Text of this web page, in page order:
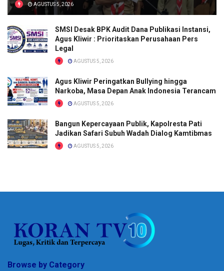
AGUSTUS 5, 2026
SMSI Desak BPK Audit Dana Publikasi Instansi,
Agus Kliwir : Prioritaskan Perusahaan Pers
Legal
AGUSTUS 5, 2026
Agus Kliwir Peringatkan Bullying hingga
Narkoba, Masa Depan Anak Indonesia Terancam
AGUSTUS 5, 2026
Bangun Kepercayaan Publik, Kapolresta Pati
Jadikan Safari Subuh Wadah Dialog Kamtibmas
AGUSTUS 5, 2026
Browse by Category